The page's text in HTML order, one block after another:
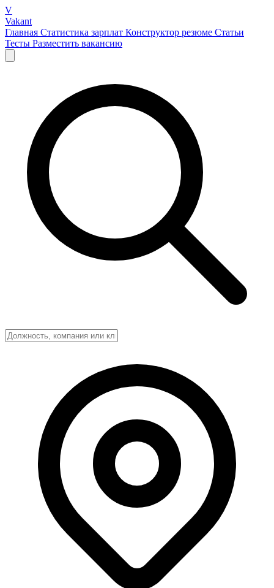
V
Vakant
Главная Статистика зарплат Конструктор резюме Статьи
Тесты Разместить вакансию